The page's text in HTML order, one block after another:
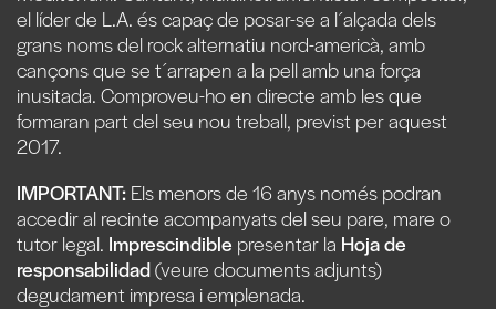
el líder de L.A. és capaç de posar-se a l´alçada dels
grans noms del rock alternatiu nord-americà, amb
cançons que se t´arrapen a la pell amb una força
inusitada. Comproveu-ho en directe amb les que
formaran part del seu nou treball, previst per aquest
2017.
IMPORTANT: Els menors de 16 anys només podran
accedir al recinte acompanyats del seu pare, mare o
tutor legal. Imprescindible presentar la Hoja de
responsabilidad(veure documents adjunts)
degudament impresa i emplenada.